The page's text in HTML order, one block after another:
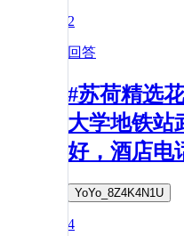
2
回答
#苏荷精选
大学地铁站
好，酒店电
YoYo_8Z4K4N1U
4